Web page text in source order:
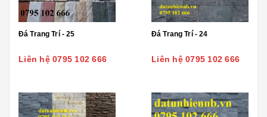
Đá Trang Trí - 25
Liên hệ 0795 102 666
Đá Trang Trí - 24
Liên hệ 0795 102 666